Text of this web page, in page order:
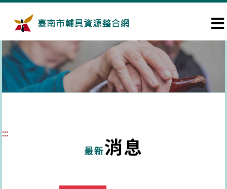
:::
最新消息